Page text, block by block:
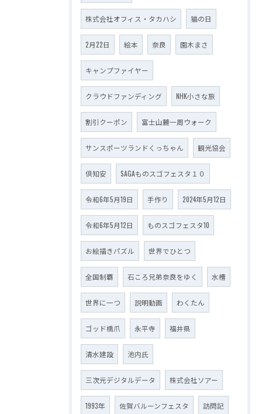
株式会社オフィス・タカハシ 猫の日
2月22日 絵本 奈良 園木まさ
キャンプファイヤー
クラウドファンディング NHK小さな旅
割引クーポン 富士山麓一周ウォーク
サンスポーツランドくっちゃん 観光協会
倶知安 SAGAものスゴフェスタ１０
令和6年5月19日 手作り 2024年5月12日
令和6年5月12日 ものスゴフェスタ10
お絵描きパズル 世界でひとつ
全国制覇 石ころ兄弟奈良をゆく 水槽
世界に一つ 説明動画 わくたん
ゴッド橋爪 永平寺 福井県
清水建設 池内氏
三次元デジタルデータ 株式会社ソアー
1993年 佐賀バルーンフェスタ 訪問記